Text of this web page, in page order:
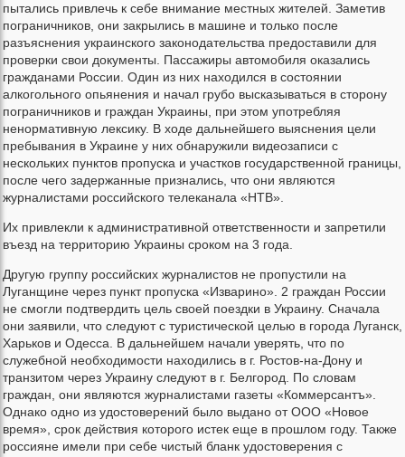
пытались привлечь к себе внимание местных жителей. Заметив
пограничников, они закрылись в машине и только после
разъяснения украинского законодательства предоставили для
проверки свои документы. Пассажиры автомобиля оказались
гражданами России. Один из них находился в состоянии
алкогольного опьянения и начал грубо высказываться в сторону
пограничников и граждан Украины, при этом употребляя
ненормативную лексику. В ходе дальнейшего выяснения цели
пребывания в Украине у них обнаружили видеозаписи с
нескольких пунктов пропуска и участков государственной границы,
после чего задержанные признались, что они являются
журналистами российского телеканала «НТВ».
Их привлекли к административной ответственности и запретили
въезд на территорию Украины сроком на 3 года.
Другую группу российских журналистов не пропустили на
Луганщине через пункт пропуска «Изварино». 2 граждан России
не смогли подтвердить цель своей поездки в Украину. Сначала
они заявили, что следуют с туристической целью в города Луганск,
Харьков и Одесса. В дальнейшем начали уверять, что по
служебной необходимости находились в г. Ростов-на-Дону и
транзитом через Украину следуют в г. Белгород. По словам
граждан, они являются журналистами газеты «Коммерсантъ».
Однако одно из удостоверений было выдано от ООО «Новое
время», срок действия которого истек еще в прошлом году. Также
россияне имели при себе чистый бланк удостоверения с